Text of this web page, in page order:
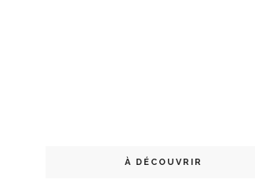
À DÉCOUVRIR